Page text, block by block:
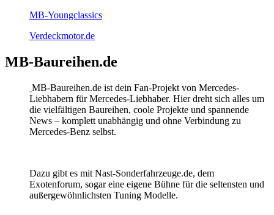
MB-Youngclassics
Verdeckmotor.de
MB-Baureihen.de
MB-Baureihen.de ist dein Fan-Projekt von Mercedes-
Liebhabern für Mercedes-Liebhaber. Hier dreht sich alles um
die vielfältigen Baureihen, coole Projekte und spannende
News – komplett unabhängig und ohne Verbindung zu
Mercedes-Benz selbst.
Dazu gibt es mit Nast-Sonderfahrzeuge.de, dem
Exotenforum, sogar eine eigene Bühne für die seltensten und
außergewöhnlichsten Tuning Modelle.